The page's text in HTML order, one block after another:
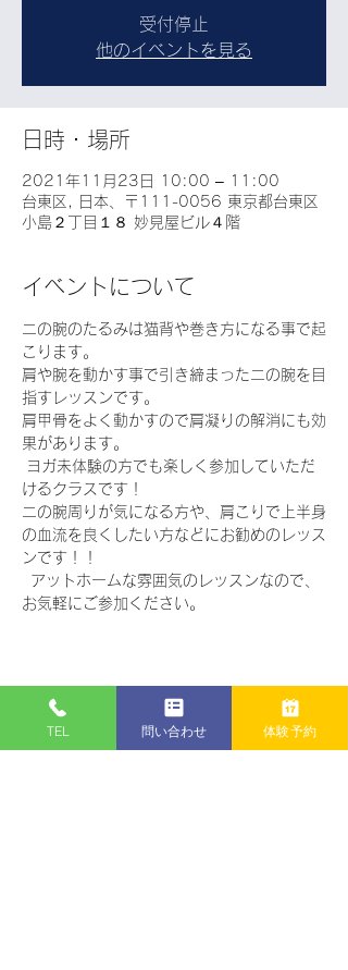
受付停止
他のイベントを見る
日時・場所
2021年11月23日 10:00 – 11:00
台東区, 日本、〒111-0056 東京都台東区
小島２丁目１８ 妙見屋ビル４階
イベントについて
二の腕のたるみは猫背や巻き方になる事で起
こります。
肩や腕を動かす事で引き締まった二の腕を目
指すレッスンです。
肩甲骨をよく動かすので肩凝りの解消にも効
果があります。
ヨガ未体験の方でも楽しく参加していただ
けるクラスです！
二の腕周りが気になる方や、肩こりで上半身
の血流を良くしたい方などにお勧めのレッス
ンです！！
アットホームな雰囲気のレッスンなので、
お気軽にご参加ください。
このイベントをシェア
TEL 問い合わせ 体験予約